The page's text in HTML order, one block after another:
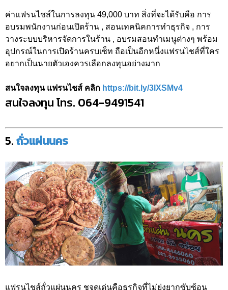
ค่าแฟรนไชส์ในการลงทุน 49,000 บาท สิ่งที่จะได้รับคือ การ
อบรมพนักงานก่อนเปิดร้าน , สอนเทคนิคการทำธุรกิจ , การ
วางระบบบริหารจัดการในร้าน , อบรมสอนทำเมนูต่างๆ พร้อม
อุปกรณ์ในการเปิดร้านครบเซ็ท ถือเป็นอีกหนึ่งแฟรนไชส์ที่ใคร
อยากเป็นนายตัวเองควรเลือกลงทุนอย่างมาก
สนใจลงทุน แฟรนไชส์ คลิก https://bit.ly/3lXSMv4
สนใจลงทุน โทร. 064-9491541
5.ถั่วแผ่นนคร
แฟรนไชส์ถั่วแผ่นนคร ชูจุดเด่นคือธุรกิจที่ไม่ยุ่งยากซับซ้อน